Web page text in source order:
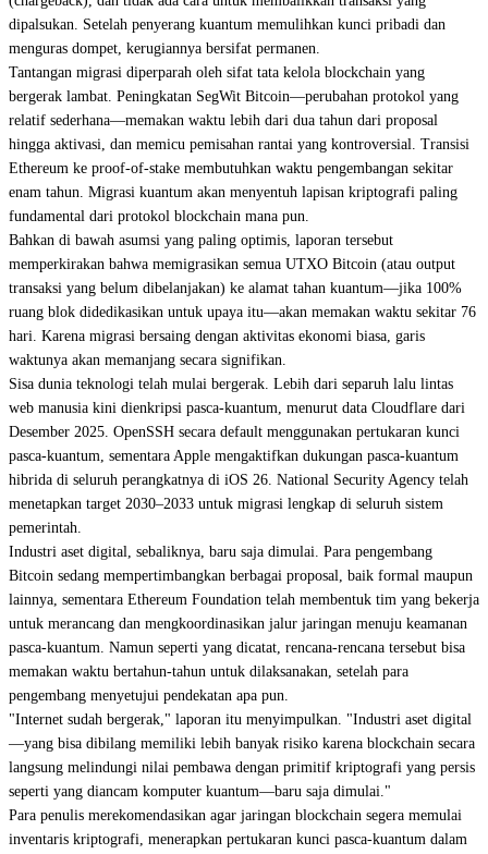
dipalsukan. Setelah penyerang kuantum memulihkan kunci pribadi dan
menguras dompet, kerugiannya bersifat permanen.
Tantangan migrasi diperparah oleh sifat tata kelola blockchain yang
bergerak lambat. Peningkatan SegWit Bitcoin—perubahan protokol yang
relatif sederhana—memakan waktu lebih dari dua tahun dari proposal
hingga aktivasi, dan memicu pemisahan rantai yang kontroversial. Transisi
Ethereum ke proof-of-stake membutuhkan waktu pengembangan sekitar
enam tahun. Migrasi kuantum akan menyentuh lapisan kriptografi paling
fundamental dari protokol blockchain mana pun.
Bahkan di bawah asumsi yang paling optimis, laporan tersebut
memperkirakan bahwa memigrasikan semua UTXO Bitcoin (atau output
transaksi yang belum dibelanjakan) ke alamat tahan kuantum—jika 100%
ruang blok didedikasikan untuk upaya itu—akan memakan waktu sekitar 76
hari. Karena migrasi bersaing dengan aktivitas ekonomi biasa, garis
waktunya akan memanjang secara signifikan.
Sisa dunia teknologi telah mulai bergerak. Lebih dari separuh lalu lintas
web manusia kini dienkripsi pasca-kuantum, menurut data Cloudflare dari
Desember 2025. OpenSSH secara default menggunakan pertukaran kunci
pasca-kuantum, sementara Apple mengaktifkan dukungan pasca-kuantum
hibrida di seluruh perangkatnya di iOS 26. National Security Agency telah
menetapkan target 2030–2033 untuk migrasi lengkap di seluruh sistem
pemerintah.
Industri aset digital, sebaliknya, baru saja dimulai. Para pengembang
Bitcoin sedang mempertimbangkan berbagai proposal, baik formal maupun
lainnya, sementara Ethereum Foundation telah membentuk tim yang bekerja
untuk merancang dan mengkoordinasikan jalur jaringan menuju keamanan
pasca-kuantum. Namun seperti yang dicatat, rencana-rencana tersebut bisa
memakan waktu bertahun-tahun untuk dilaksanakan, setelah para
pengembang menyetujui pendekatan apa pun.
"Internet sudah bergerak," laporan itu menyimpulkan. "Industri aset digital
—yang bisa dibilang memiliki lebih banyak risiko karena blockchain secara
langsung melindungi nilai pembawa dengan primitif kriptografi yang persis
seperti yang diancam komputer kuantum—baru saja dimulai."
Para penulis merekomendasikan agar jaringan blockchain segera memulai
inventaris kriptografi, menerapkan pertukaran kunci pasca-kuantum dalam